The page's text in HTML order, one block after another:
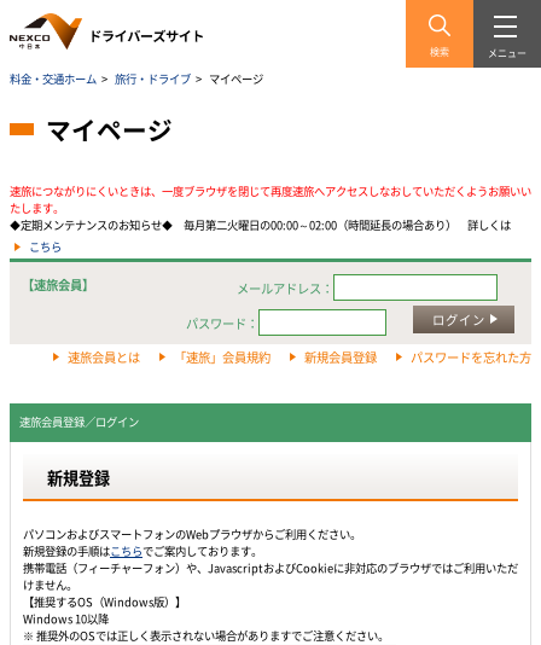
検索 メニュー
料金・交通ホーム > 旅行・ドライブ > マイページ
マイページ
速旅につながりにくいときは、一度ブラウザを閉じて再度速旅へアクセスしなおしていただくようお願いい
たします。
◆定期メンテナンスのお知らせ◆ 毎月第二火曜日の00:00～02:00（時間延長の場合あり） 詳しくは
こちら
【速旅会員】
メールアドレス：
パスワード：
ログイン
速旅会員とは 「速旅」会員規約 新規会員登録 パスワードを忘れた方
速旅会員登録／ログイン
新規登録
パソコンおよびスマートフォンのWebプラウザからご利用ください。
新規登録の手順はこちらでご案内しております。
携帯電話（フィーチャーフォン）や、JavascriptおよびCookieに非対応のブラウザではご利用いただ
けません。
【推奨するOS（Windows版）】
Windows 10以降
※ 推奨外のOSでは正しく表示されない場合がありますでご注意ください。